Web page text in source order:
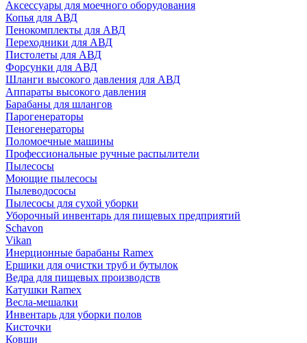
Аксессуары для моечного оборудования
Копья для АВД
Пенокомплекты для АВД
Переходники для АВД
Пистолеты для АВД
Форсунки для АВД
Шланги высокого давления для АВД
Аппараты высокого давления
Барабаны для шлангов
Парогенераторы
Пеногенераторы
Поломоечные машины
Профессиональные ручные распылители
Пылесосы
Моющие пылесосы
Пылеводососы
Пылесосы для сухой уборки
Уборочный инвентарь для пищевых предприятий
Schavon
Vikan
Инерционные барабаны Ramex
Ершики для очистки труб и бутылок
Ведра для пищевых производств
Катушки Ramex
Весла-мешалки
Инвентарь для уборки полов
Кисточки
Ковши